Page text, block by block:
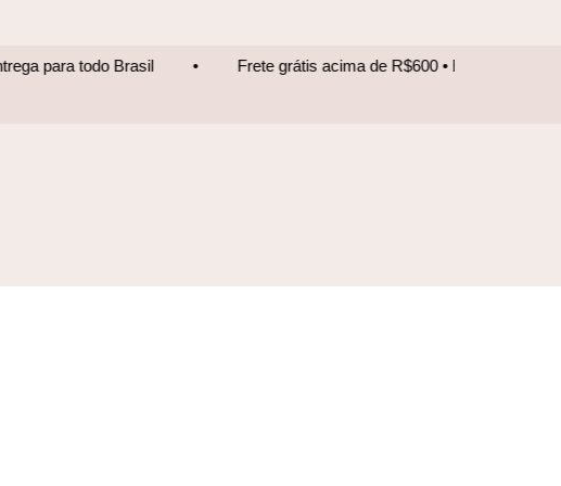
• Frete grátis acima de R$600 • Entrega para todo Brasil